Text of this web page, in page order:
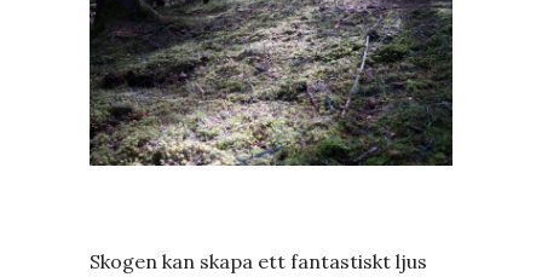
Skogen kan skapa ett fantastiskt ljus